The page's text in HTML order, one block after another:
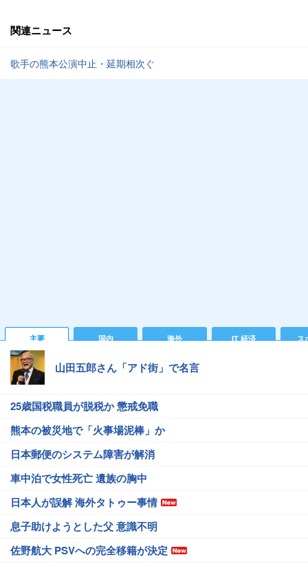
関連ニュース
歌手の熊本公演中止・延期相次ぐ
主要 国内 海外 IT 経済 ス
山田五郎さん「アド街」で名言
25歳国税職員が脱税か 懲戒免職
熊本の被災地で「火事場泥棒」か
日本郵便のシステム障害が解消
車中泊で女性死亡 遺族の胸中
日本人が誤解 海外タトゥー事情
息子助けようとした父 意識不明
佐野航大 PSVへの完全移籍が決定